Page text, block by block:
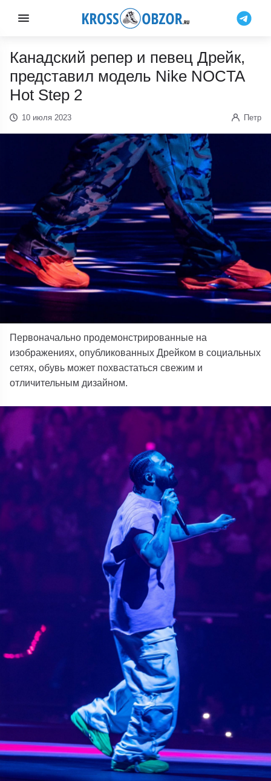
Канадский репер и певец Дрейк,
представил модель Nike NOCTA
Hot Step 2
10 июля 2023 Петр
Первоначально продемонстрированные на
изображениях, опубликованных Дрейком в социальных
сетях, обувь может похвастаться свежим и
отличительным дизайном.